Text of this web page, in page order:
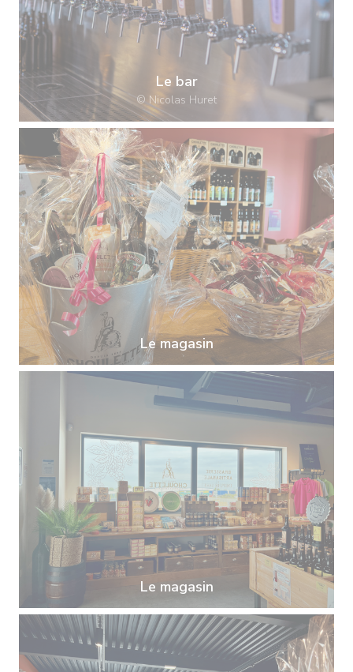
Le bar
© Nicolas Huret
Le magasin
Le magasin